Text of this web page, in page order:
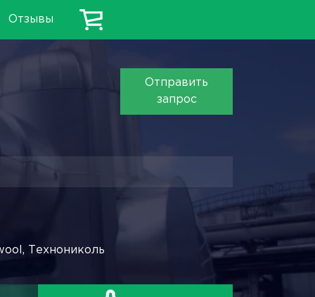
Отзывы
Отправить
запрос
Технониколь